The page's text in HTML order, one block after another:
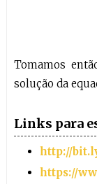
Tomamos
solução da
Links para
http://
https://